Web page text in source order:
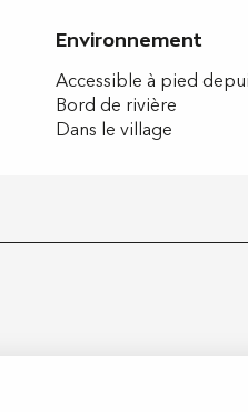
Environnement
Environnement
Accessible à pied
Bord de rivière
Dans le village